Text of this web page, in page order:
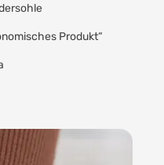
Produkt“